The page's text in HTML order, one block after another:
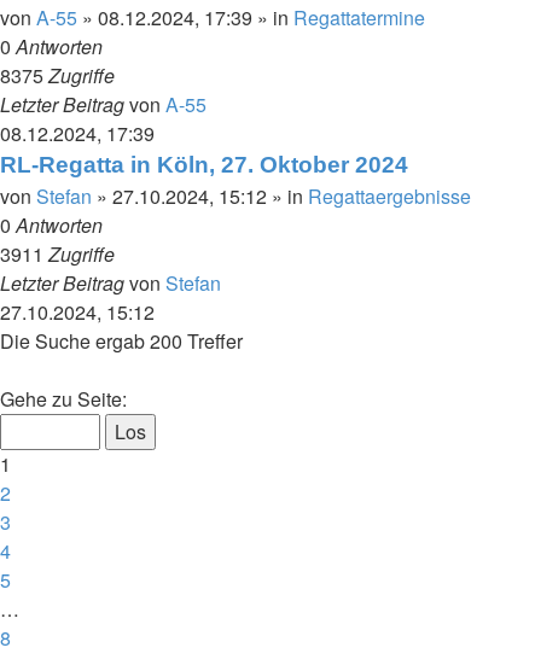
von A-55 » 08.12.2024, 17:39 » in Regattatermine
0Antworten
8375Zugriffe
Letzter Beitragvon A-55
08.12.2024, 17:39
RL-Regatta in Köln, 27. Oktober 2024
von Stefan » 27.10.2024, 15:12 » in Regattaergebnisse
0Antworten
3911Zugriffe
Letzter Beitragvon Stefan
27.10.2024, 15:12
Die Suche ergab 200 Treffer
Seite
1
von
8
Gehe zu Seite:
1
2
3
4
5
…
8